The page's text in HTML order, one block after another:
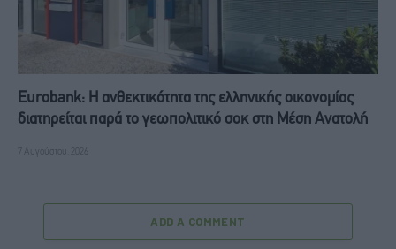
Eurobank: Η ανθεκτικότητα της ελληνικής οικονομίας
διατηρείται παρά το γεωπολιτικό σοκ στη Μέση Ανατολή
7 Αυγούστου, 2026
ADD A COMMENT